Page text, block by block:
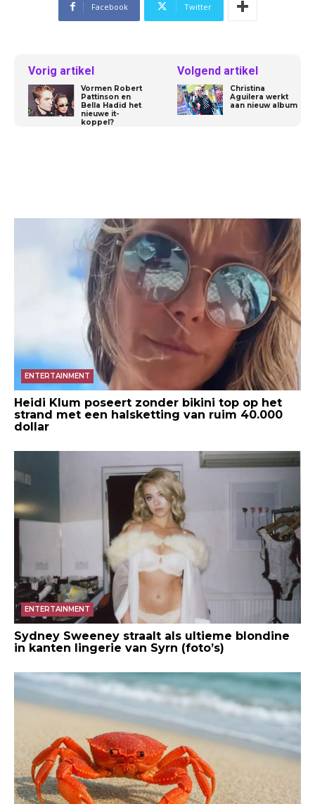
Facebook Twitter
Vorig artikel
Vormen Robert
Pattinson en
Bella Hadid het
nieuwe it-
koppel?
Volgend artikel
Christina
Aguilera werkt
aan nieuw album
ENTERTAINMENT
Heidi Klum poseert zonder bikini top op het
strand met een halsketting van ruim 40.000
dollar
ENTERTAINMENT
Sydney Sweeney straalt als ultieme blondine
in kanten lingerie van Syrn (foto’s)